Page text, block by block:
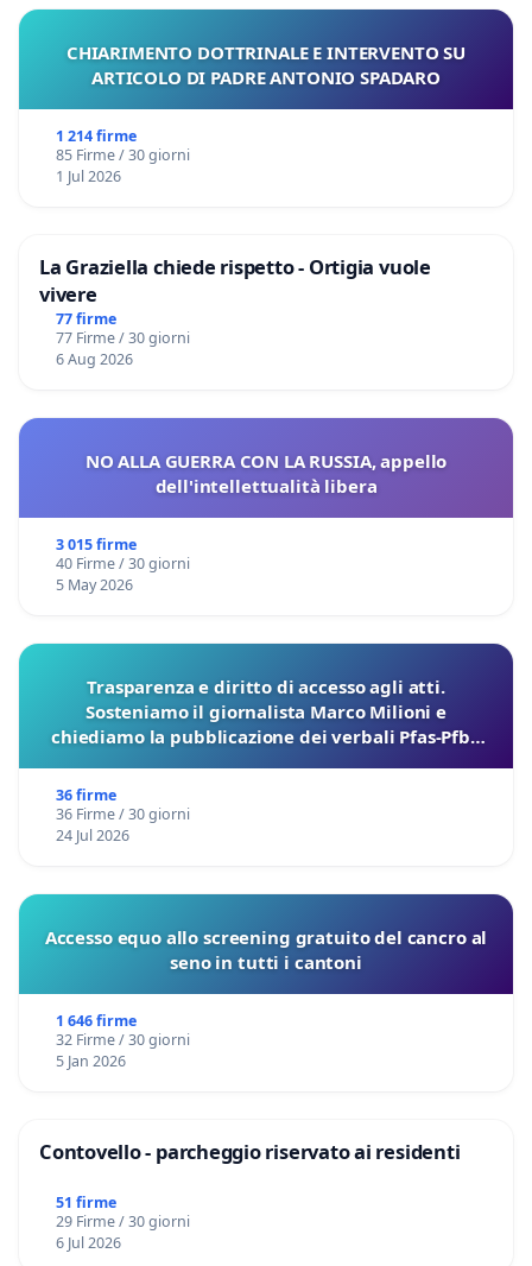
CHIARIMENTO DOTTRINALE E INTERVENTO SU
ARTICOLO DI PADRE ANTONIO SPADARO
1 214 firme
85 Firme / 30 giorni
1 Jul 2026
La Graziella chiede rispetto - Ortigia vuole
vivere
77 firme
77 Firme / 30 giorni
6 Aug 2026
NO ALLA GUERRA CON LA RUSSIA, appello
dell'intellettualità libera
3 015 firme
40 Firme / 30 giorni
5 May 2026
Trasparenza e diritto di accesso agli atti.
Sosteniamo il giornalista Marco Milioni e
chiediamo la pubblicazione dei verbali Pfas-Pfba
36 firme
36 Firme / 30 giorni
24 Jul 2026
Accesso equo allo screening gratuito del cancro al
seno in tutti i cantoni
1 646 firme
32 Firme / 30 giorni
5 Jan 2026
Contovello - parcheggio riservato ai residenti
51 firme
29 Firme / 30 giorni
6 Jul 2026